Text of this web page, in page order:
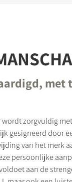
met
wordt zorgvuldig
gesigneerd door
van het merk
persoonlijke
aan de